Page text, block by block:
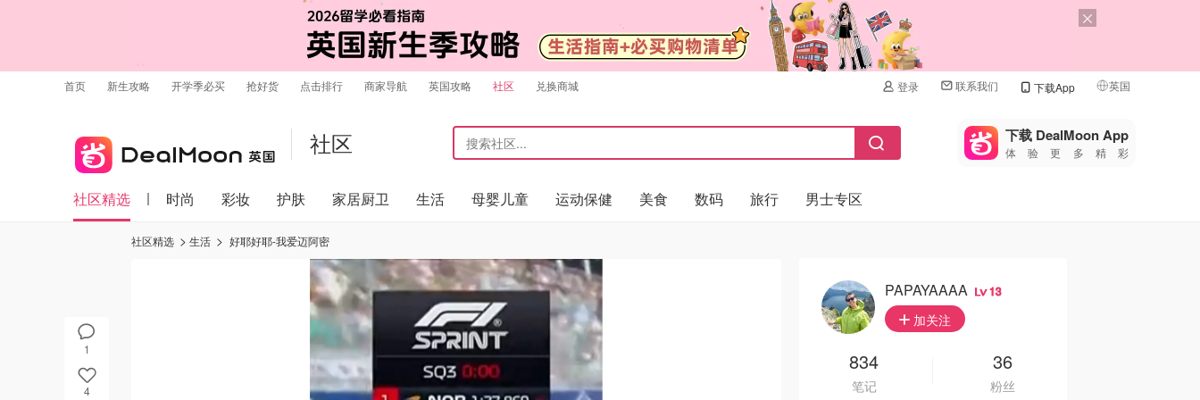
首页 新生攻略 开学季必买 抢好货 点击排行 商家导航 英国攻略 社区 兑换商城 登录 联系我们 下载App 英国
🇺🇸
🇨🇳 中国
社区 下载 DealMoon App
体验更多精彩
社区精选 时尚 彩妆 护肤 家居厨卫 生活 母婴儿童 运动保健 美食 数码 旅行 男士专区
1
4
社区精选 生活 好耶好耶-我爱迈阿密
PAPAYAAAA 13
加关注
834
笔记
36
粉丝